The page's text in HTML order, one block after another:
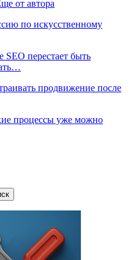
от автора
по искусственному
перестает быть
продвижение после
процессы уже можно